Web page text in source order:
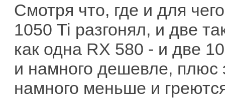
Смотря что, где и для
1050 Ti разгонял, и две
как одна RX 580 - и две
и намного дешевле, плюс
намного меньше и